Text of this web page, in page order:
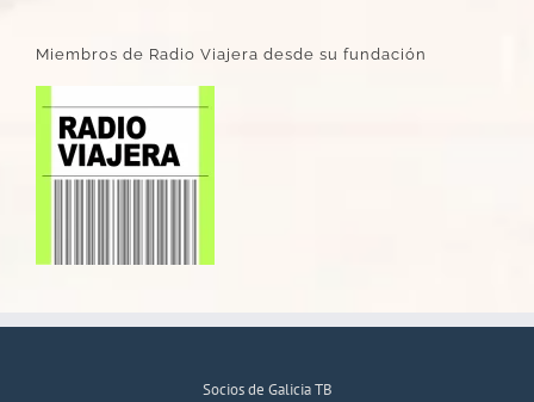
Miembros de Radio Viajera desde su fundación
Socios de Galicia TB